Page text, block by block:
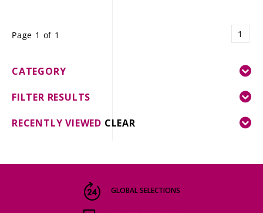
Page 1 of 1 1
CATEGORY
FILTER RESULTS
RECENTLY VIEWED CLEAR
GLOBAL SELECTIONS